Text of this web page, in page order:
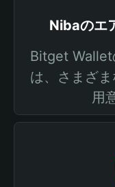
Nibaのエ
Bitget Wallet
は、さまざ
用